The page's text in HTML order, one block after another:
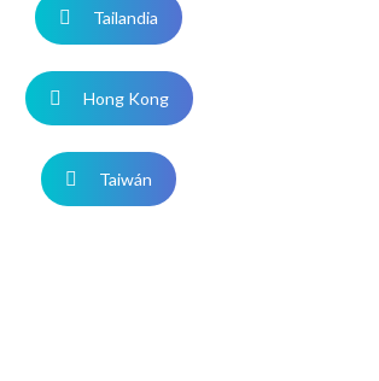
Tailandia
Hong Kong
Taiwán